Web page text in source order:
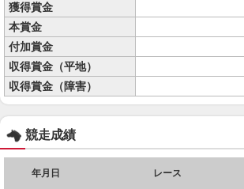
獲得賞金
本賞金
付加賞金
収得賞金（平地）
収得賞金（障害）
競走成績
年月日 レース